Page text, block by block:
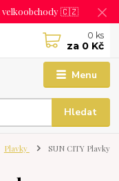
velkoobchody 🇨🇿
Menu
Hledat
0 ks
za 0 Kč
Plavky
SUN CITY Plavky